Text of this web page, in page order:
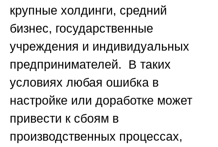
крупные холдинги, средний
бизнес, государственные
учреждения и индивидуальных
предпринимателей. В таких
условиях любая ошибка в
настройке или доработке может
привести к сбоям в
производственных процессах,